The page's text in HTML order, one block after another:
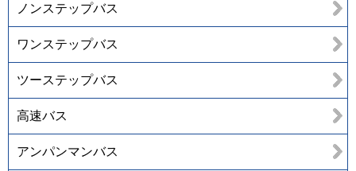
ノンステップバス
ワンステップバス
ツーステップバス
高速バス
アンパンマンバス